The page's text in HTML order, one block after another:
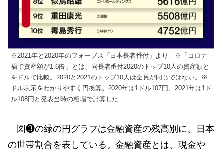
※2021年と2020年のフォーブス「日本長者番付」より ※「コロナ
禍で資産額が1.6倍」とは、同長者番付2020のトップ10人の資産額と
をドルで比較。2020と2021のトップ10人は全員が同じではない。※
ドル表示をわかりやすく円換算。2020年は1ドル107円、2021年は1ド
ル108円と発表当時の相場で計算した
図❸の緑の円グラフは金融資産の残高別に、日本
の世帯割合を表している。金融資産とは、現金や